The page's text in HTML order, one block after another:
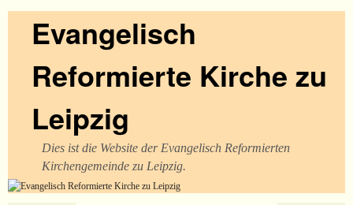
Evangelisch
Reformierte Kirche zu
Leipzig
Dies ist die Website der Evangelisch Reformierten
Kirchengemeinde zu Leipzig.